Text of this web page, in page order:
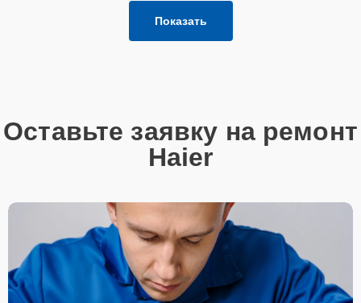
Показать
Оставьте заявку на ремонт
Haier